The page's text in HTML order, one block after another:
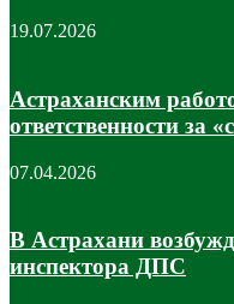
19.07.2026
Астраханским
ответственности за
07.04.2026
В Астрахани
инспектора ДПС